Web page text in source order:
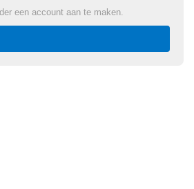
een account aan te maken.